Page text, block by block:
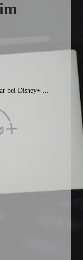
bei Disney+ ...